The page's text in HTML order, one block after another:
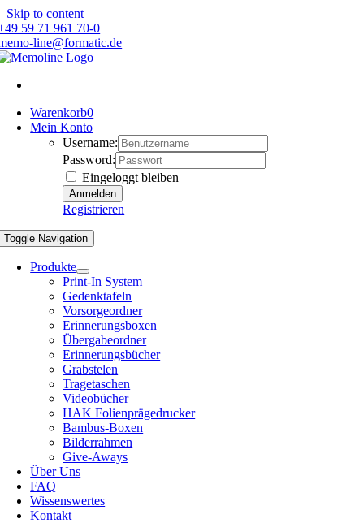
Skip to content
59 71 961 70-0
line@formatic.de
Warenkorb0
Mein Konto
Username:
Password:
Eingeloggt bleiben
Registrieren
Toggle Navigation
Produkte
Print-In System
Gedenktafeln
Vorsorgeordner
Erinnerungsboxen
Übergabeordner
Erinnerungsbücher
Grabstelen
Tragetaschen
Videobücher
HAK Folienprägedrucker
Bambus-Boxen
Bilderrahmen
Give-Aways
Über Uns
FAQ
Wissenswertes
Kontakt